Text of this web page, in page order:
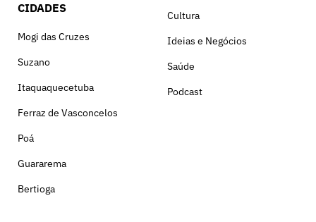
CIDADES
Mogi das Cruzes
Suzano
Itaquaquecetuba
Ferraz de Vasconcelos
Poá
Guararema
Bertioga
Cultura
Ideias e Negócios
Saúde
Podcast